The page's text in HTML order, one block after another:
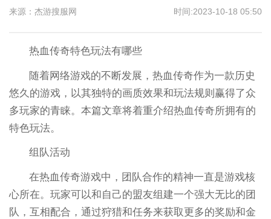
来源：杰游搜服网 时间:2023-10-18 05:50
热血传奇特色玩法有哪些
随着网络游戏的不断发展，热血传奇作为一款历史
悠久的游戏，以其独特的画质效果和玩法规则赢得了众
多玩家的青睐。本篇文章将着重介绍热血传奇所拥有的
特色玩法。
组队活动
在热血传奇游戏中，团队合作的精神一直是游戏核
心所在。玩家可以和自己的盟友组建一个强大无比的团
队，互相配合，通过狩猎和任务来获取更多的奖励和金